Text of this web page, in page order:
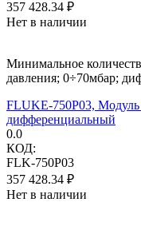
357 428.34 ₽
Нет в наличии
Минимальное
давления; 0÷70мбар;
FLUKE-750P03, Модуль
дифференциальный
0.0
КОД:
FLK-750P03
357 428.34 ₽
Нет в наличии